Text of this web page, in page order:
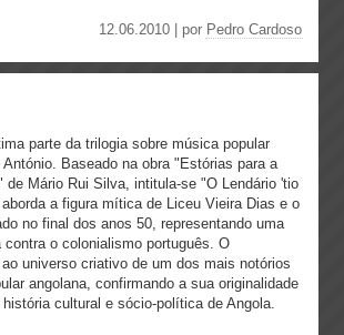
12.06.2010 | por Pedro Cardoso
parte da trilogia sobre música popular
Baseado na obra "Estórias para a
de Mário Rui Silva, intitula-se "O Lendário 'tio
a figura mítica de Liceu Vieira Dias e o
no final dos anos 50, representando uma
o colonialismo português. O
universo criativo de um dos mais notórios
angolana, confirmando a sua originalidade
cultural e sócio-política de Angola.